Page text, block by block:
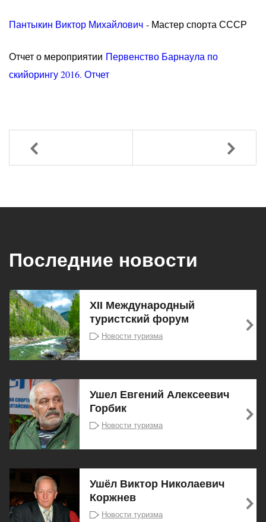
Пантыкин Виктор Михайлович - Мастер спорта СССР
Отчет о мероприятии Первенство Барнаула по
скийорингу 2016. Отчет
Назад Вперед
Последние новости
XII Международный
туристский форум
Новости туризма
Ушел Евгений Алексеевич
Горбик
Новости туризма
Ушёл Виктор Николаевич
Коржнев
Новости туризма